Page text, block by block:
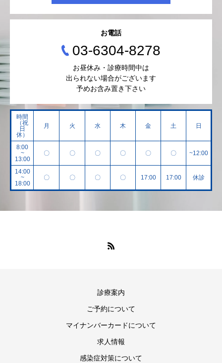
お電話
03-6304-8278
お昼休み・診療時間中は
出られない場合がございます
予めお含み置き下さい
時間
（祝
日
休）
月 火 水 木 金 土 日
8:00
~
13:00
〇 〇 〇 〇 〇 〇 ~12:00
14:00
~
18:00
〇 〇 〇 〇 17:00 17:00 休診
診療案内
ご予約について
マイナンバーカードについて
求人情報
感染症対策について